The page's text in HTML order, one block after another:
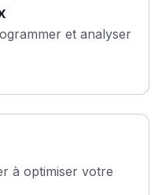
et analyser
à optimiser votre